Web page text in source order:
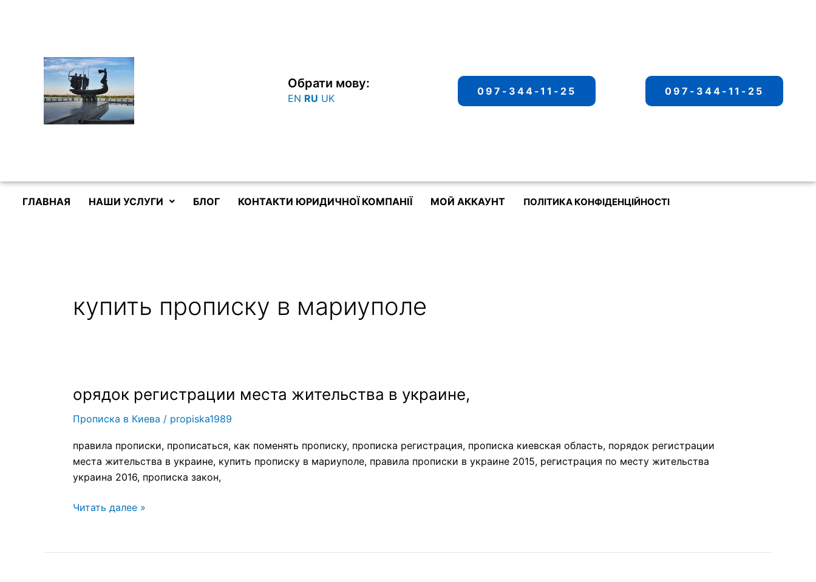
Обрати мову:
EN RU UK
097-344-11-25 097-344-11-25
ГЛАВНАЯ НАШИ УСЛУГИ БЛОГ КОНТАКТИ ЮРИДИЧНОЇ КОМПАНІЇ МОЙ АККАУНТ ПОЛІТИКА КОНФІДЕНЦІЙНОСТІ
купить прописку в мариуполе
орядок регистрации места жительства в украине,
Прописка в Киева / propiska1989
правила прописки, прописаться, как поменять прописку, прописка регистрация, прописка киевская область, порядок регистрации
места жительства в украине, купить прописку в мариуполе, правила прописки в украине 2015, регистрация по месту жительства
украина 2016, прописка закон,
орядок
регистрации
места
Читать далее »